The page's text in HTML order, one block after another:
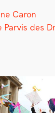
Caron
des